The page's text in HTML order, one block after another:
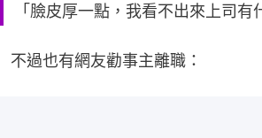
「臉皮厚一點，我看不出來上司有
不過也有網友勸事主離職：